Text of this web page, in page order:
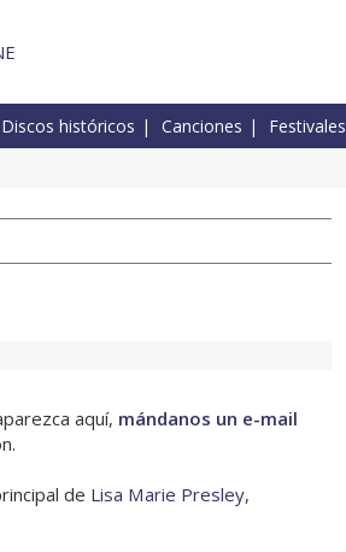
Discos históricos Canciones Festivales
aquí, mándanos un e-mail
de Lisa Marie Presley,